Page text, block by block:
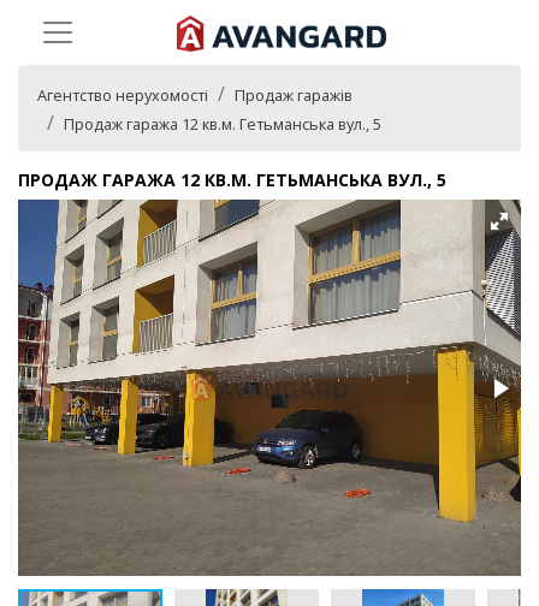
Агентство нерухомості
Продаж гаражів
Продаж гаража 12 кв.м. Гетьманська вул., 5
ПРОДАЖ ГАРАЖА 12 КВ.М. ГЕТЬМАНСЬКА ВУЛ., 5